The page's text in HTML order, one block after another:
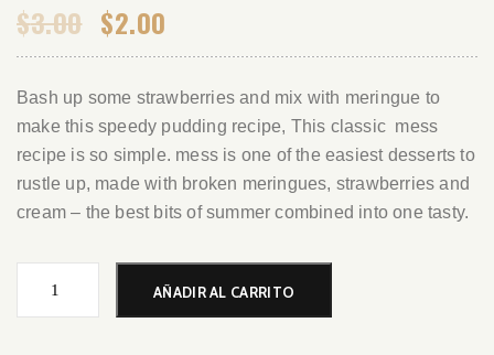
$3.00 Original
price
$3.00.
$2.00
price
$2.00.
Bash up some strawberries and mix with meringue to
make this speedy pudding recipe, This classic mess
recipe is so simple. mess is one of the easiest desserts to
rustle up, made with broken meringues, strawberries and
cream – the best bits of summer combined into one tasty.
AÑADIR AL CARRITO